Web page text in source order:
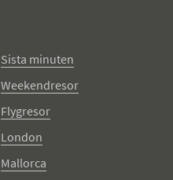
Sista minuten
Weekendresor
Flygresor
London
Mallorca